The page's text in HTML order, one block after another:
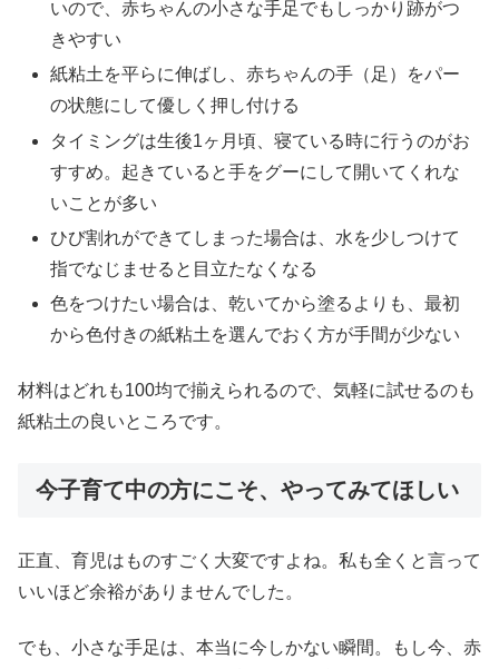
いので、赤ちゃんの小さな手足でもしっかり跡がつ
きやすい
紙粘土を平らに伸ばし、赤ちゃんの手（足）をパー
の状態にして優しく押し付ける
タイミングは生後1ヶ月頃、寝ている時に行うのがお
すすめ。起きていると手をグーにして開いてくれな
いことが多い
ひび割れができてしまった場合は、水を少しつけて
指でなじませると目立たなくなる
色をつけたい場合は、乾いてから塗るよりも、最初
から色付きの紙粘土を選んでおく方が手間が少ない
材料はどれも100均で揃えられるので、気軽に試せるのも
紙粘土の良いところです。
今子育て中の方にこそ、やってみてほしい
正直、育児はものすごく大変ですよね。私も全くと言って
いいほど余裕がありませんでした。
でも、小さな手足は、本当に今しかない瞬間。もし今、赤